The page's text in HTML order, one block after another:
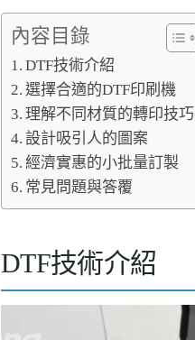
內容目錄
DTF技術介紹
選擇合適的DTF印刷機
理解不同材質的轉印技巧
設計吸引人的圖案
經濟實惠的小批量訂製
常見問題與答覆
DTF技術介紹